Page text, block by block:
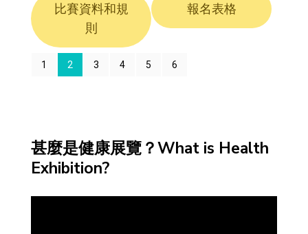
比賽資料和規
則
報名表格
1 2 3 4 5 6
甚麼是健康展覽？What is Health
Exhibition?